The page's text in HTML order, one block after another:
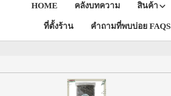
HOME คลังบทความ สินค้า
ที่ตั้งร้าน คำถามที่พบบ่อย FAQS